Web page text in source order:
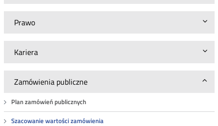
Prawo
Kariera
Zamówienia publiczne
Plan zamówień publicznych
Szacowanie wartości zamówienia